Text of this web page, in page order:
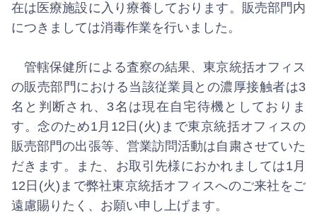
在は医療施設に入り療養しております。販売部門内
につきましては消毒作業を行いました。
管轄保健所による査察の結果、東京統括オフィス
の販売部門における当該従業員との濃厚接触者は3
名と判断され、3名は現在自宅待機としておりま
す。念のため1月12日(火)まで東京統括オフィスの
販売部門の出張等、営業訪問活動は自粛させていた
だきます。また、お取引先様におかれましては1月
12日(火)まで弊社東京統括オフィスへのご来社をご
遠慮賜りたく、お願い申し上げます。